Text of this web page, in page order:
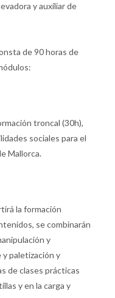
y auxiliar de
de 90 horas de
troncal (30h),
sociales para el
Mallorca.
la formación
se combinarán
y
paletización y
de clases prácticas
y en la carga y